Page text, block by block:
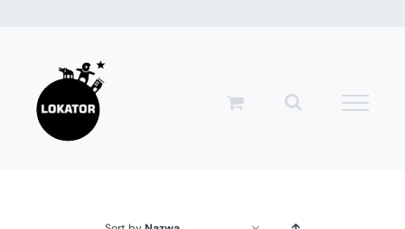
zawartości